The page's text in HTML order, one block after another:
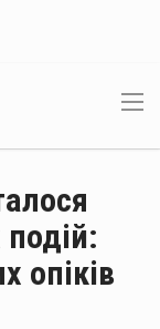
опіків